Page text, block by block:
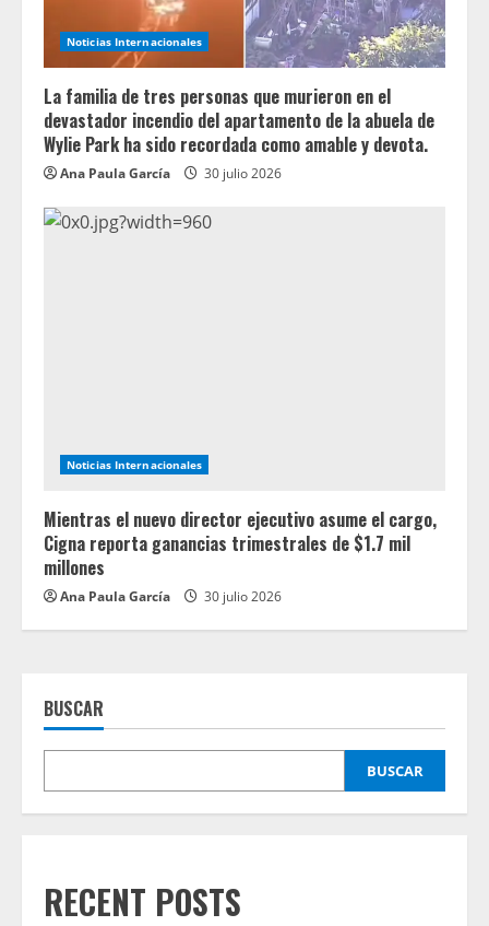
Noticias Internacionales
La familia de tres personas que murieron en el
devastador incendio del apartamento de la abuela de
Wylie Park ha sido recordada como amable y devota.
Ana Paula García 30 julio 2026
Noticias Internacionales
Mientras el nuevo director ejecutivo asume el cargo,
Cigna reporta ganancias trimestrales de $1.7 mil
millones
Ana Paula García 30 julio 2026
BUSCAR
BUSCAR
RECENT POSTS